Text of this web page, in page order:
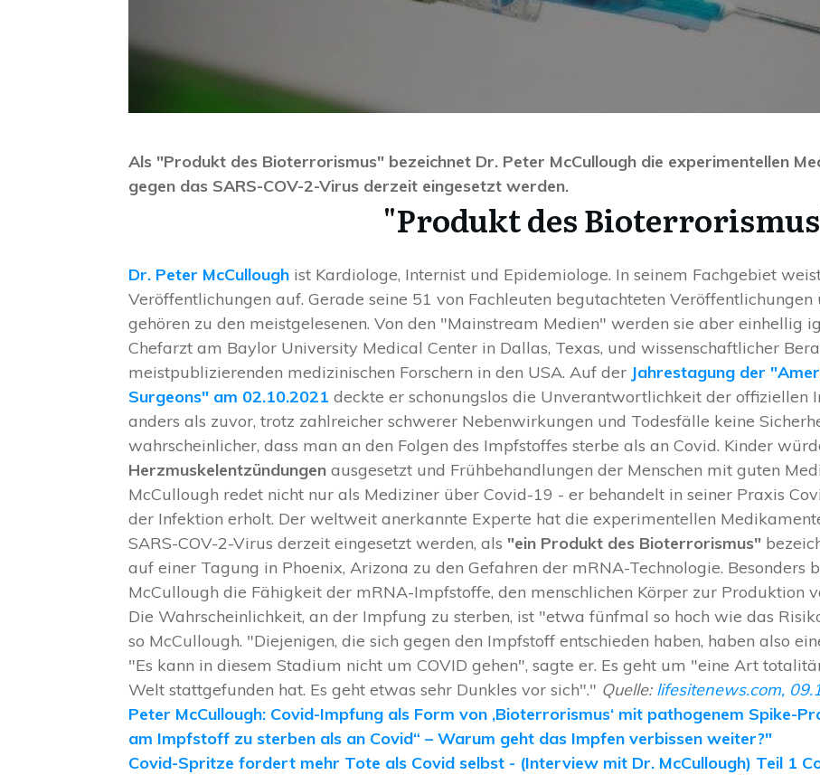
Als "Produkt des Bioterrorismus" bezeichnet Dr. Peter McCullough die experimentellen
gegen das SARS-COV-2-Virus derzeit eingesetzt werden.
"Produkt des
Dr. Peter McCullough ist Kardiologe, Internist und Epidemiologe. In seinem Fachgebiet
Veröffentlichungen auf. Gerade seine 51 von Fachleuten begutachteten
gehören zu den meistgelesenen. Von den "Mainstream Medien" werden sie aber einhellig
Chefarzt am Baylor University Medical Center in Dallas, Texas, und wissenschaftlicher
meistpublizierenden medizinischen Forschern in den USA. Auf der Jahrestagung der
Surgeons" am 02.10.2021 deckte er schonungslos die Unverantwortlichkeit der offiziellen
anders als zuvor, trotz zahlreicher schwerer Nebenwirkungen und Todesfälle keine
wahrscheinlicher, dass man an den Folgen des Impfstoffes sterbe als an Covid. Kinder
Herzmuskelentzündungen ausgesetzt und Frühbehandlungen der Menschen mit guten
McCullough redet nicht nur als Mediziner über Covid-19 - er behandelt in seiner Praxis
der Infektion erholt. Der weltweit anerkannte Experte hat die experimentellen
SARS-COV-2-Virus derzeit eingesetzt werden, als "ein Produkt des Bioterrorismus"
auf einer Tagung in Phoenix, Arizona zu den Gefahren der mRNA-Technologie. Besonders
McCullough die Fähigkeit der mRNA-Impfstoffe, den menschlichen Körper zur Produktion
Die Wahrscheinlichkeit, an der Impfung zu sterben, ist "etwa fünfmal so hoch wie das
so McCullough. "Diejenigen, die sich gegen den Impfstoff entschieden haben, haben also
"Es kann in diesem Stadium nicht um COVID gehen", sagte er. Es geht um "eine Art
Welt stattgefunden hat. Es geht etwas sehr Dunkles vor sich"." Quelle: lifesitenews.com,
Peter McCullough: Covid-Impfung als Form von ‚Bioterrorismus‘ mit pathogenem Spike-
am Impfstoff zu sterben als an Covid“ – Warum geht das Impfen verbissen weiter?"
Covid-Spritze fordert mehr Tote als Covid selbst - (Interview mit Dr. McCullough) Teil 1